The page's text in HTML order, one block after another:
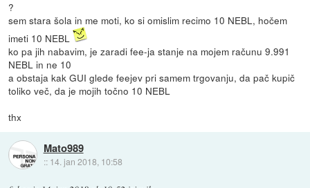
?
sem stara šola in me moti, ko si omislim recimo 10 NEBL, hočem
imeti 10 NEBL
ko pa jih nabavim, je zaradi fee-ja stanje na mojem računu 9.991
NEBL in ne 10
a obstaja kak GUI glede feejev pri samem trgovanju, da pač kupič
toliko več, da je mojih točno 10 NEBL
thx
Mato989
:: 14. jan 2018, 10:58